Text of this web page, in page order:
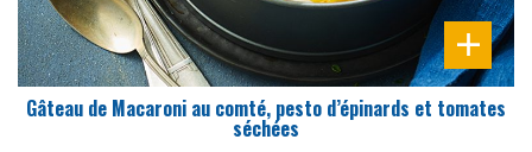
Gâteau de Macaroni au comté, pesto d’épinards et tomates
séchées